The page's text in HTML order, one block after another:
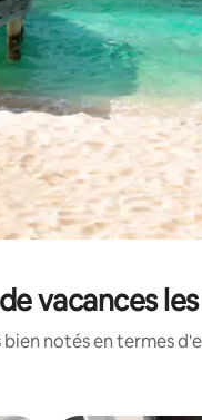
vacances
notés en termes